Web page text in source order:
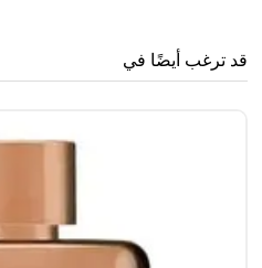
قد ترغب أيضًا في